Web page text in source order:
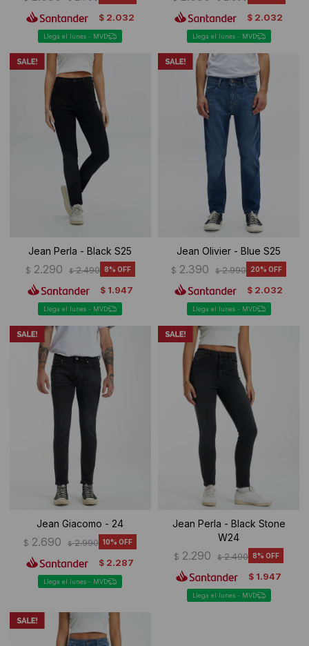
$ 2.032
Llega el lunes - MVD
$ 2.032
Llega el lunes - MVD
Jean Perla - Black S25
$ 2.290 $ 2.490 8
$ 1.947
Llega el lunes - MVD
Jean Olivier - Blue S25
$ 2.390 $ 2.990 20
$ 2.032
Llega el lunes - MVD
Jean Giacomo - 24
$ 2.690 $ 2.990 10
$ 2.287
Llega el lunes - MVD
Jean Perla - Black Stone
W24
$ 2.290 $ 2.490 8
$ 1.947
Llega el lunes - MVD